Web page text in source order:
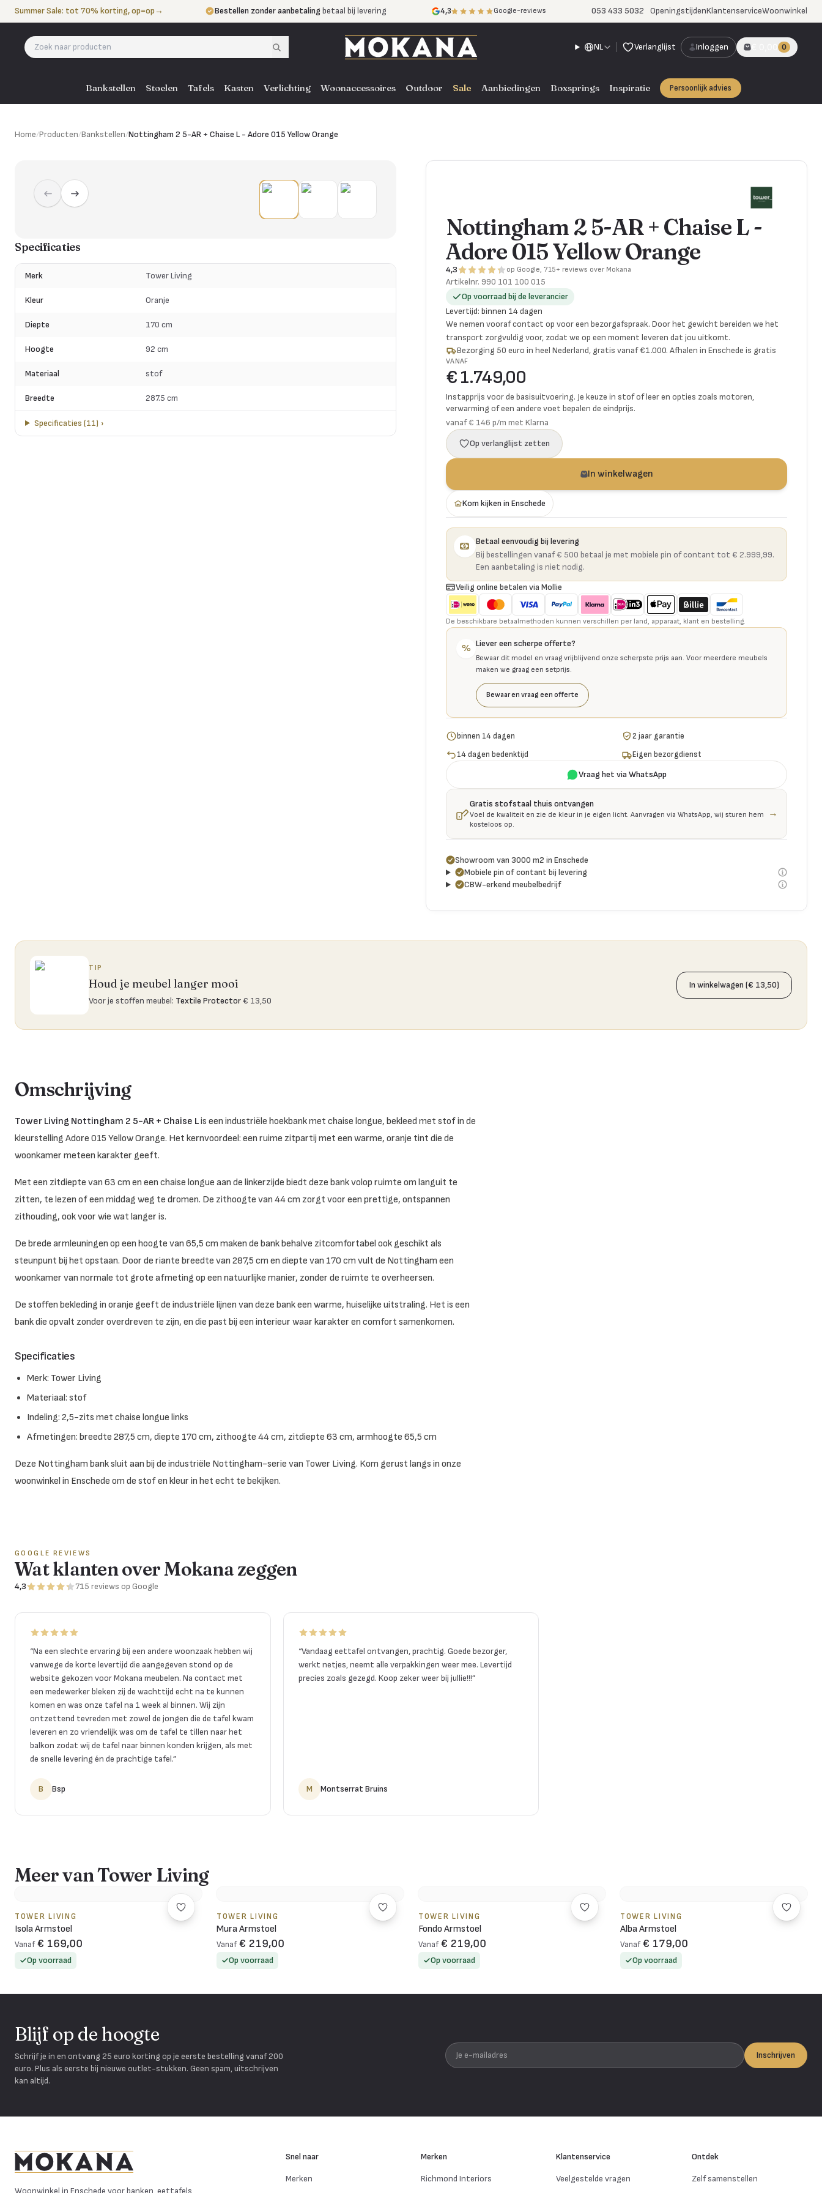
Naar de inhoud
Summer Sale: tot 70% korting, op=op→ Bestellen zonder aanbetaling betaal bij levering
Eigen bezorgdienst door heel NL, BE en DE
4,3 Google-reviews 053 433 5032 OpeningstijdenKlantenserviceWoonwinkel
NL Verlanglijst Inloggen € 0,00 0
Bankstellen Stoelen Tafels Kasten Verlichting Woonaccessoires Outdoor Sale Aanbiedingen Boxsprings Inspiratie Persoonlijk advies
Home/Producten/Bankstellen/Nottingham 2 5-AR + Chaise L - Adore 015 Yellow Orange
Specificaties
Merk Tower Living
Kleur Oranje
Diepte 170 cm
Hoogte 92 cm
Materiaal stof
Breedte 287.5 cm
Specificaties (11) ›
Nottingham 2 5-AR + Chaise L -
Adore 015 Yellow Orange
4,3 op Google, 715+ reviews over Mokana
Artikelnr. 990 101 100 015
Op voorraad bij de leverancier
Levertijd: binnen 14 dagen
We nemen vooraf contact op voor een bezorgafspraak. Door het gewicht bereiden we het
transport zorgvuldig voor, zodat we op een moment leveren dat jou uitkomt.
Bezorging 50 euro in heel Nederland, gratis vanaf €1.000. Afhalen in Enschede is gratis
VANAF
€ 1.749,00
Instapprijs voor de basisuitvoering. Je keuze in stof of leer en opties zoals motoren,
verwarming of een andere voet bepalen de eindprijs.
vanaf € 146 p/m met Klarna
Op verlanglijst zetten
In winkelwagen
Kom kijken in Enschede
Betaal eenvoudig bij levering
Bij bestellingen vanaf € 500 betaal je met mobiele pin of contant tot € 2.999,99.
Een aanbetaling is niet nodig.
Veilig online betalen via Mollie
De beschikbare betaalmethoden kunnen verschillen per land, apparaat, klant en bestelling.
% Liever een scherpe offerte?
Bewaar dit model en vraag vrijblijvend onze scherpste prijs aan. Voor meerdere meubels
maken we graag een setprijs.
Bewaar en vraag een offerte
binnen 14 dagen
2 jaar garantie
14 dagen bedenktijd
Eigen bezorgdienst
Vraag het via WhatsApp
Gratis stofstaal thuis ontvangen
Voel de kwaliteit en zie de kleur in je eigen licht. Aanvragen via WhatsApp, wij sturen hem
kosteloos op.
→
Showroom van 3000 m2 in Enschede
Mobiele pin of contant bij levering
CBW-erkend meubelbedrijf
TIP
Houd je meubel langer mooi
Voor je stoffen meubel: Textile Protector€ 13,50
In winkelwagen (€ 13,50)
Omschrijving
Tower Living Nottingham 2 5-AR + Chaise Lis een industriële hoekbank met chaise longue, bekleed met stof in de
kleurstelling Adore 015 Yellow Orange. Het kernvoordeel: een ruime zitpartij met een warme, oranje tint die de
woonkamer meteen karakter geeft.
Met een zitdiepte van 63 cm en een chaise longue aan de linkerzijde biedt deze bank volop ruimte om languit te
zitten, te lezen of een middag weg te dromen. De zithoogte van 44 cm zorgt voor een prettige, ontspannen
zithouding, ook voor wie wat langer is.
De brede armleuningen op een hoogte van 65,5 cm maken de bank behalve zitcomfortabel ook geschikt als
steunpunt bij het opstaan. Door de riante breedte van 287,5 cm en diepte van 170 cm vult de Nottingham een
woonkamer van normale tot grote afmeting op een natuurlijke manier, zonder de ruimte te overheersen.
De stoffen bekleding in oranje geeft de industriële lijnen van deze bank een warme, huiselijke uitstraling. Het is een
bank die opvalt zonder overdreven te zijn, en die past bij een interieur waar karakter en comfort samenkomen.
Specificaties
Merk: Tower Living
Materiaal: stof
Indeling: 2,5-zits met chaise longue links
Afmetingen: breedte 287,5 cm, diepte 170 cm, zithoogte 44 cm, zitdiepte 63 cm, armhoogte 65,5 cm
Deze Nottingham bank sluit aan bij de industriële Nottingham-serie van Tower Living. Kom gerust langs in onze
woonwinkel in Enschede om de stof en kleur in het echt te bekijken.
GOOGLE REVIEWS
Wat klanten over Mokana zeggen
4,3 715 reviews op Google
“Na een slechte ervaring bij een andere woonzaak hebben wij
vanwege de korte levertijd die aangegeven stond op de
website gekozen voor Mokana meubelen. Na contact met
een medewerker bleken zij de wachttijd echt na te kunnen
komen en was onze tafel na 1 week al binnen. Wij zijn
ontzettend tevreden met zowel de jongen die de tafel kwam
leveren en zo vriendelijk was om de tafel te tillen naar het
balkon zodat wij de tafel naar binnen konden krijgen, als met
de snelle levering én de prachtige tafel.”
B Bsp
“Vandaag eettafel ontvangen, prachtig. Goede bezorger,
werkt netjes, neemt alle verpakkingen weer mee. Levertijd
precies zoals gezegd. Koop zeker weer bij jullie!!!”
M Montserrat Bruins
Meer van Tower Living
TOWER LIVING
Isola Armstoel
Vanaf € 169,00
Op voorraad
TOWER LIVING
Mura Armstoel
Vanaf € 219,00
Op voorraad
TOWER LIVING
Fondo Armstoel
Vanaf € 219,00
Op voorraad
TOWER LIVING
Alba Armstoel
Vanaf € 179,00
Op voorraad
Blijf op de hoogte
Schrijf je in en ontvang 25 euro korting op je eerste bestelling vanaf 200
euro. Plus als eerste bij nieuwe outlet-stukken. Geen spam, uitschrijven
kan altijd.
Je e-mailadres
Inschrijven
Woonwinkel in Enschede voor banken, eettafels,
Snel naar
Merken
Merken
Richmond Interiors
Klantenservice
Veelgestelde vragen
Ontdek
Zelf samenstellen